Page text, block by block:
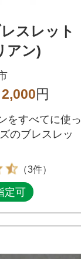
スレット
アン)
2,000円
をすべてに使っ
のブレスレッ
（3件）
定可